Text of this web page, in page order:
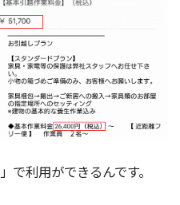
」で利用ができるんです。